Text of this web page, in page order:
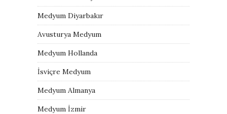
Medyum Diyarbakır
Avusturya Medyum
Medyum Hollanda
İsviçre Medyum
Medyum Almanya
Medyum İzmir